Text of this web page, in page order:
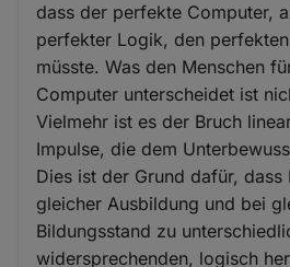
dass der perfekte Computer,
perfekter Logik, den
müsste. Was den Menschen
Computer unterscheidet ist
Vielmehr ist es der Bruch
Impulse, die dem
Dies ist der Grund dafür, dass
gleicher Ausbildung und bei
Bildungsstand zu
widersprechenden, logisch